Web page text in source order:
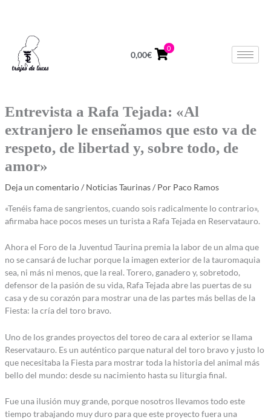
0,00€
0
Entrevista a Rafa Tejada: «Al
extranjero le enseñamos que esto va de
respeto, de libertad y, sobre todo, de
amor»
Deja un comentario / Noticias Taurinas/ Por Paco Ramos
«Tenéis fama de sangrientos, cuando sois radicalmente lo contrario»,
afirmaba hace pocos meses un turista a Rafa Tejada en Reservatauro.
Ahora el Foro de la Juventud Taurina premia la labor de un alma que
no se cansará de luchar porque la imagen exterior de la tauromaquia
sea, ni más ni menos, que la real. Torero, ganadero y, sobretodo,
defensor de la pasión de su vida, Rafa Tejada abre las puertas de su
casa y de su corazón para mostrar una de las partes más bellas de la
Fiesta: la cría del toro bravo.
Uno de los grandes proyectos del toreo de cara al exterior se llama
Reservatauro. Es un auténtico parque natural del toro bravo y justo lo
que necesitaba la Fiesta para mostrar toda la historia del animal más
bello del mundo: desde su nacimiento hasta su liturgia final.
Fue una ilusión muy grande, porque nosotros llevamos todo este
tiempo trabajando muy duro para que este proyecto fuera una